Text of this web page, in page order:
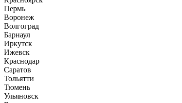
Пермь
Воронеж
Волгоград
Барнаул
Иркутск
Ижевск
Краснодар
Саратов
Тольятти
Тюмень
Ульяновск